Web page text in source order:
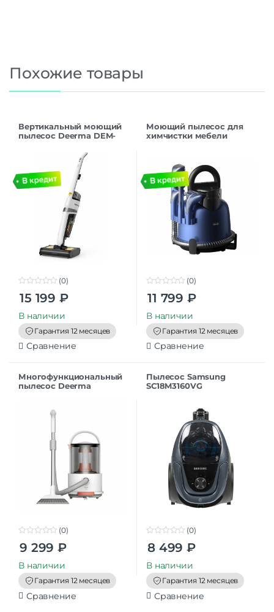
Похожие товары
Вертикальный моющий
пылесос Deerma DEM-
сети, 420 Вт, уборка:
влажная, сухая
t
o
f
5
(0)
15 199 ₽
В наличии
Гарантия 12 месяцев
Сравнение
Моющий пылесос для
химчистки мебели
влажная, сухая
t
o
f
5
(0)
11 799 ₽
В наличии
Гарантия 12 месяцев
Сравнение
Многофункциональный
пылесос Deerma
сухая, пылесборник
o
t
o
f
5
(0)
9 299 ₽
В наличии
Гарантия 12 месяцев
Сравнение
Пылесос Samsung
SC18M3160VG
o
t
o
f
5
(0)
8 499 ₽
В наличии
Гарантия 12 месяцев
Сравнение